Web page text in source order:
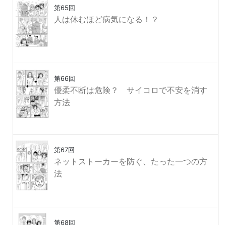
第65回
人は休むほど病気になる！？
第66回
優柔不断は危険？ サイコロで不安を消す
方法
第67回
ネットストーカーを防ぐ、たった一つの方
法
第68回